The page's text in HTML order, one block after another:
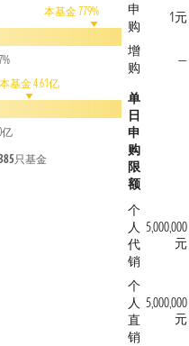
本基金 779%
本基金 4.61亿
亿
只基金
申
购
1元
增
购
—
单
日
申
购
限
额
个
人
代
销
5,000,000
元
个
人
直
销
5,000,000
元